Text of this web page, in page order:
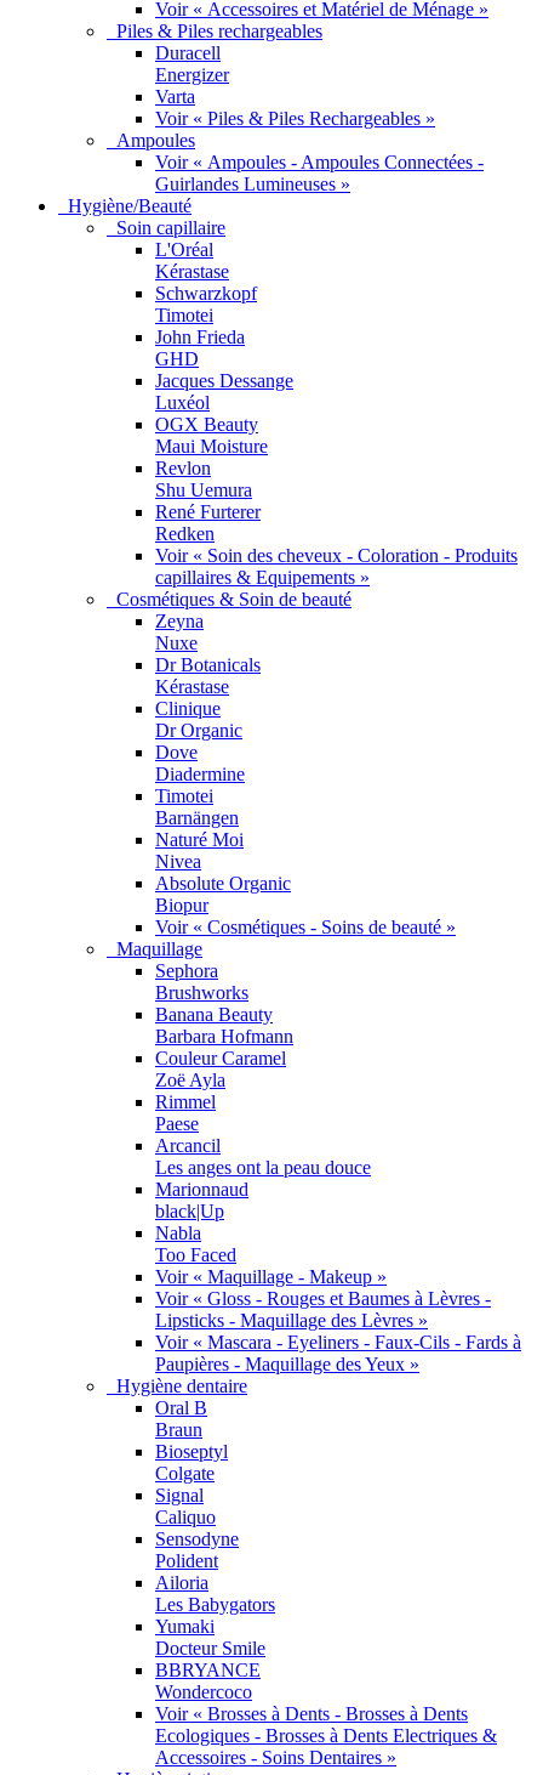
Voir « Accessoires et Matériel de Ménage »
Piles & Piles rechargeables
Duracell
Energizer
Varta
Voir « Piles & Piles Rechargeables »
Ampoules
Voir « Ampoules - Ampoules Connectées -
Guirlandes Lumineuses »
Hygiène/Beauté
Soin capillaire
L'Oréal
Kérastase
Schwarzkopf
Timotei
John Frieda
GHD
Jacques Dessange
Luxéol
OGX Beauty
Maui Moisture
Revlon
Shu Uemura
René Furterer
Redken
Voir « Soin des cheveux - Coloration - Produits
capillaires & Equipements »
Cosmétiques & Soin de beauté
Zeyna
Nuxe
Dr Botanicals
Kérastase
Clinique
Dr Organic
Dove
Diadermine
Timotei
Barnängen
Naturé Moi
Nivea
Absolute Organic
Biopur
Voir « Cosmétiques - Soins de beauté »
Maquillage
Sephora
Brushworks
Banana Beauty
Barbara Hofmann
Couleur Caramel
Zoë Ayla
Rimmel
Paese
Arcancil
Les anges ont la peau douce
Marionnaud
black|Up
Nabla
Too Faced
Voir « Maquillage - Makeup »
Voir « Gloss - Rouges et Baumes à Lèvres -
Lipsticks - Maquillage des Lèvres »
Voir « Mascara - Eyeliners - Faux-Cils - Fards à
Paupières - Maquillage des Yeux »
Hygiène dentaire
Oral B
Braun
Bioseptyl
Colgate
Signal
Caliquo
Sensodyne
Polident
Ailoria
Les Babygators
Yumaki
Docteur Smile
BBRYANCE
Wondercoco
Voir « Brosses à Dents - Brosses à Dents
Ecologiques - Brosses à Dents Electriques &
Accessoires - Soins Dentaires »